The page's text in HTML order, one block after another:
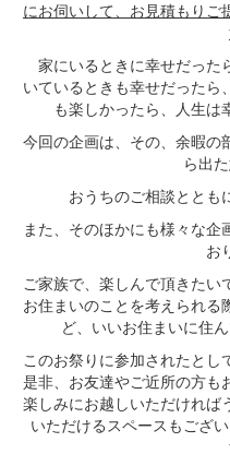
にお伺いして、お見積もりご
家にいるときに幸せだった
いているときも幸せだったら
も楽しかったら、人生は
今回の企画は、その、余暇の
ら出
おうちのご相談ととも
また、そのほかにも様々な企
お
ご家族で、楽しんで頂きたい
お住まいのことを考えられる
ど、いいお住まいに住
このお祭りに参加されたとし
是非、お友達やご近所の方も
楽しみにお越しいただければ
いただけるスペースもござ